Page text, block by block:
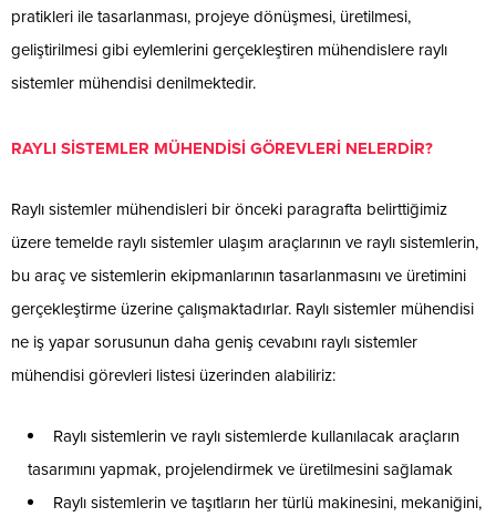
pratikleri ile tasarlanması, projeye dönüşmesi, üretilmesi,
geliştirilmesi gibi eylemlerini gerçekleştiren mühendislere raylı
sistemler mühendisi denilmektedir.
RAYLI SİSTEMLER MÜHENDİSİ GÖREVLERİ NELERDİR?
Raylı sistemler mühendisleri bir önceki paragrafta belirttiğimiz
üzere temelde raylı sistemler ulaşım araçlarının ve raylı sistemlerin,
bu araç ve sistemlerin ekipmanlarının tasarlanmasını ve üretimini
gerçekleştirme üzerine çalışmaktadırlar. Raylı sistemler mühendisi
ne iş yapar sorusunun daha geniş cevabını raylı sistemler
mühendisi görevleri listesi üzerinden alabiliriz:
Raylı sistemlerin ve raylı sistemlerde kullanılacak araçların
tasarımını yapmak, projelendirmek ve üretilmesini sağlamak
Raylı sistemlerin ve taşıtların her türlü makinesini, mekaniğini,